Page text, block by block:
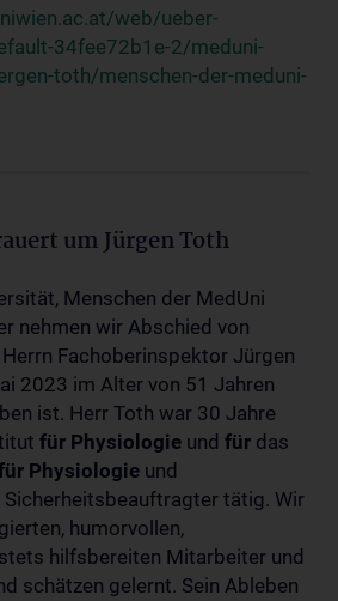
web/ueber-
34fee72b1e-2/meduni-
toth/menschen-der-meduni-
um Jürgen Toth
Menschen der MedUni
nehmen wir Abschied von
Fachoberinspektor Jürgen
2023 im Alter von 51 Jahren
ist. Herr Toth war 30 Jahre
für Physiologie und für das
Physiologie und
tätig. Wir
humorvollen,
hilfsbereiten Mitarbeiter und
schätzen gelernt. Sein Ableben